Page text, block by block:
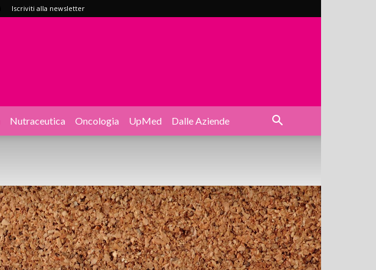
Iscriviti alla newsletter
Nutraceutica Oncologia UpMed Dalle Aziende